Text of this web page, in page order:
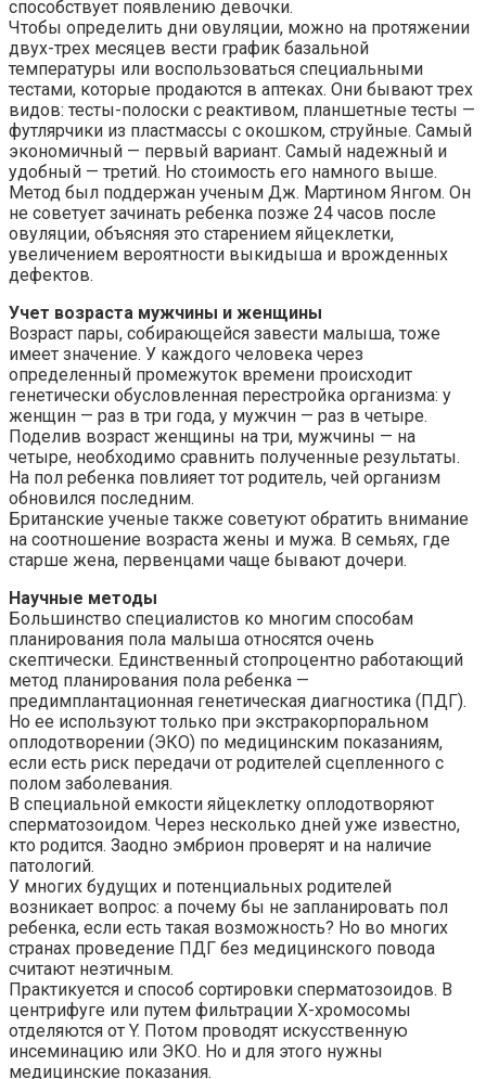
способствует появлению девочки.
Чтобы определить дни овуляции, можно на протяжении
двух-трех месяцев вести график базальной
температуры или воспользоваться специальными
тестами, которые продаются в аптеках. Они бывают трех
видов: тесты-полоски с реактивом, планшетные тесты —
футлярчики из пластмассы с окошком, струйные. Самый
экономичный — первый вариант. Самый надежный и
удобный — третий. Но стоимость его намного выше.
Метод был поддержан ученым Дж. Мартином Янгом. Он
не советует зачинать ребенка позже 24 часов после
овуляции, объясняя это старением яйцеклетки,
увеличением вероятности выкидыша и врожденных
дефектов.
Учет возраста мужчины и женщины
Возраст пары, собирающейся завести малыша, тоже
имеет значение. У каждого человека через
определенный промежуток времени происходит
генетически обусловленная перестройка организма: у
женщин — раз в три года, у мужчин — раз в четыре.
Поделив возраст женщины на три, мужчины — на
четыре, необходимо сравнить полученные результаты.
На пол ребенка повлияет тот родитель, чей организм
обновился последним.
Британские ученые также советуют обратить внимание
на соотношение возраста жены и мужа. В семьях, где
старше жена, первенцами чаще бывают дочери.
Научные методы
Большинство специалистов ко многим способам
планирования пола малыша относятся очень
скептически. Единственный стопроцентно работающий
метод планирования пола ребенка —
предимплантационная генетическая диагностика (ПДГ).
Но ее используют только при экстракорпоральном
оплодотворении (ЭКО) по медицинским показаниям,
если есть риск передачи от родителей сцепленного с
полом заболевания.
В специальной емкости яйцеклетку оплодотворяют
сперматозоидом. Через несколько дней уже известно,
кто родится. Заодно эмбрион проверят и на наличие
патологий.
У многих будущих и потенциальных родителей
возникает вопрос: а почему бы не запланировать пол
ребенка, если есть такая возможность? Но во многих
странах проведение ПДГ без медицинского повода
считают неэтичным.
Практикуется и способ сортировки сперматозоидов. В
центрифуге или путем фильтрации X-хромосомы
отделяются от Y. Потом проводят искусственную
инсеминацию или ЭКО. Но и для этого нужны
медицинские показания.